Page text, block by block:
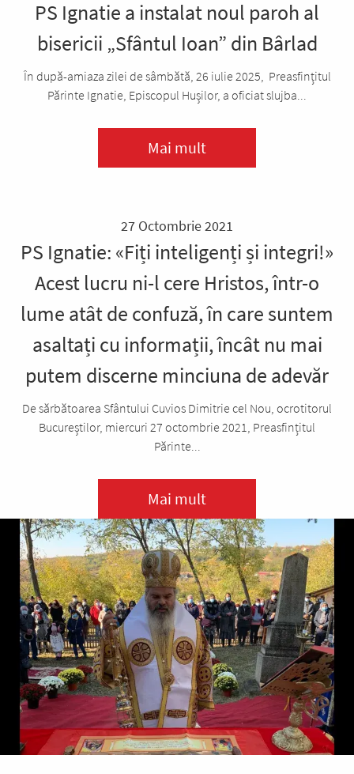
PS Ignatie a instalat noul paroh al
bisericii „Sfântul Ioan” din Bârlad
În după-amiaza zilei de sâmbătă, 26 iulie 2025, Preasfințitul
Părinte Ignatie, Episcopul Hușilor, a oficiat slujba...
Mai mult
27 Octombrie 2021
PS Ignatie: «Fiți inteligenți și integri!»
Acest lucru ni-l cere Hristos, într-o
lume atât de confuză, în care suntem
asaltați cu informații, încât nu mai
putem discerne minciuna de adevăr
De sărbătoarea Sfântului Cuvios Dimitrie cel Nou, ocrotitorul
Bucureștilor, miercuri 27 octombrie 2021, Preasfințitul
Părinte...
Mai mult